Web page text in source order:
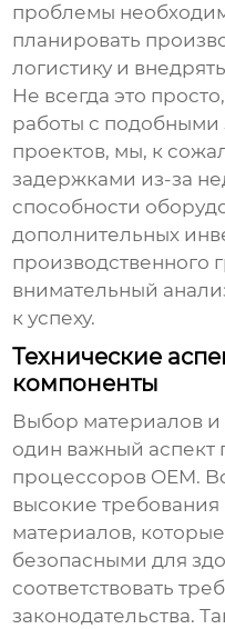
проблемы
планировать
логистику и
Не всегда это
работы с подобными
проектов, мы, к
задержками из-за
способности
дополнительных
производственного
внимательный
к успеху.
Технические
компоненты
Выбор материалов и
один важный аспект
процессоров OEM.
высокие требования
материалов,
безопасными для
соответствовать
законодательства.